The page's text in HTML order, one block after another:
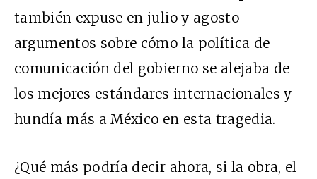
también expuse en julioy agosto
argumentos sobre cómo la política de
comunicación del gobierno se alejaba de
los mejores estándares internacionales y
hundía más a México en esta tragedia.
¿Qué más podría decir ahora, si la obra, el